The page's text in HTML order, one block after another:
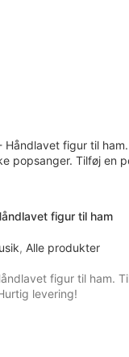
figur til ham
, Alle produkter
figur til ham.
levering!